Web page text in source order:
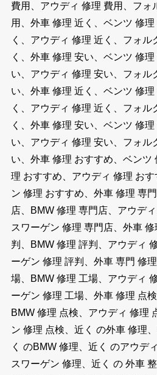
費用、アウディ 修理 費用、フォ
用、外車 修理 近く、ベンツ 修
く、アウディ 修理 近く、フォル
く、外車 修理 安い、ベンツ 修
い、アウディ 修理 安い、フォル
い、外車 修理 近く、ベンツ 修
く、アウディ 修理 近く、フォル
く、外車 修理 安い、ベンツ 修
い、アウディ 修理 安い、フォル
い、外車 修理 おすすめ、ベンツ
理 おすすめ、アウディ 修理 お
ン 修理 おすすめ、外車 修理 専
店、BMW 修理 専門店、アウデ
スワーゲン 修理 専門店、外車
判、BMW 修理 評判、アウディ
ーゲン 修理 評判、外車 専門 修
場、BMW 修理 工場、アウディ
ーゲン 修理 工場、外車 修理 点
BMW 修理 点検、アウディ 修理
ン 修理 点検、近く の外車 修理
く のBMW 修理、近く のアウデ
スワーゲン 修理、近く の 外車